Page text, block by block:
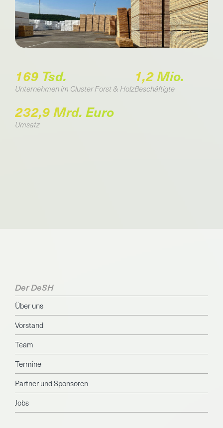
169 Tsd.
Unternehmen im Cluster Forst & Holz
1,2 Mio.
Beschäftigte
232,9 Mrd. Euro
Umsatz
Der DeSH
Über uns
Vorstand
Team
Termine
Partner und Sponsoren
Jobs